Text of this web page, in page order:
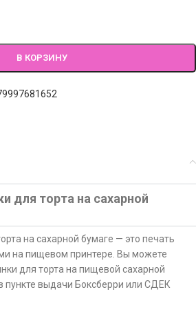
В КОРЗИНУ
для торта на сахарной
на сахарной бумаге — это печать
на пищевом принтере. Вы можете
для торта на пищевой сахарной
пункте выдачи Боксберри или СДЕК